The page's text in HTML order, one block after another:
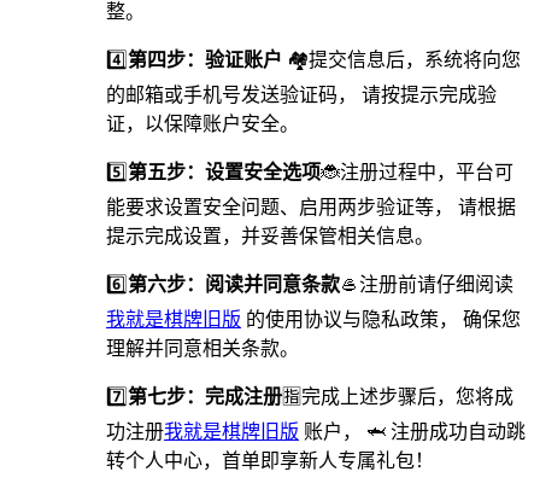
整。
4️⃣第四步：验证账户 🏘提交信息后，系统将向您
的邮箱或手机号发送验证码， 请按提示完成验
证，以保障账户安全。
5️⃣第五步：设置安全选项🐞️注册过程中，平台可
能要求设置安全问题、启用两步验证等， 请根据
提示完成设置，并妥善保管相关信息。
6️⃣第六步：阅读并同意条款🥌注册前请仔细阅读
我就是棋牌旧版 的使用协议与隐私政策， 确保您
理解并同意相关条款。
7️⃣第七步：完成注册🈯完成上述步骤后，您将成
功注册我就是棋牌旧版 账户， 🦈 注册成功自动跳
转个人中心，首单即享新人专属礼包！